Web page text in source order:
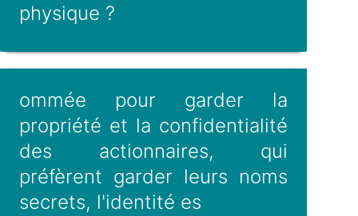
physique ?
ommée pour garder la
propriété et la confidentialité
des actionnaires, qui
préfèrent garder leurs noms
secrets, l'identité es